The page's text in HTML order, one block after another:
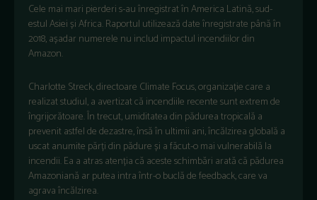
Cele mai mari pierderi s-au înregistrat în America Latină, sud-
estul Asiei și Africa. Raportul utilizează date înregistrate până în
2018, așadar numerele nu includ impactul incendiilor din
Amazon.
Charlotte Streck, directoare Climate Focus, organizație care a
realizat studiul, a avertizat că incendiile recente sunt extrem de
îngrijorătoare. În trecut, umiditatea din pădurea tropicală a
prevenit astfel de dezastre, însă în ultimii ani, încălzirea globală a
uscat anumite părți din pădure și a făcut-o mai vulnerabilă la
incendii. Ea a atras atenția că aceste schimbări arată că pădurea
Amazoniană ar putea intra într-o buclă de feedback, care va
agrava încălzirea.